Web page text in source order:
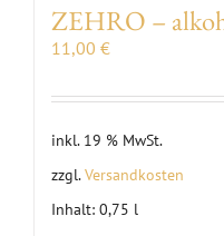
ZEHRO –
11,00 €
inkl. 19 % MwSt.
zzgl.Versandkosten
Inhalt: 0,75 l